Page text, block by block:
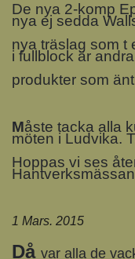
De nya 2-komp
nya ej sedda
nya träslag som t
i fullblock är andra
produkter som
Måste tacka alla
möten i Ludvika.
Hoppas vi ses
1 Mars. 2015
Då var alla de